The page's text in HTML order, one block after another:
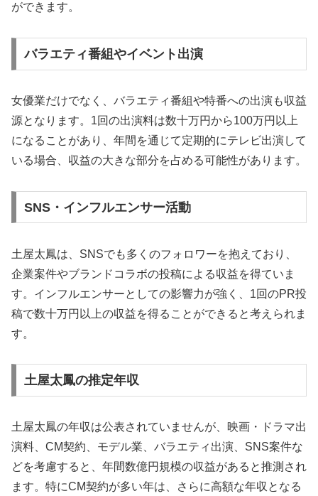
ができます。
バラエティ番組やイベント出演
女優業だけでなく、バラエティ番組や特番への出演も収益
源となります。1回の出演料は数十万円から100万円以上
になることがあり、年間を通じて定期的にテレビ出演して
いる場合、収益の大きな部分を占める可能性があります。
SNS・インフルエンサー活動
土屋太鳳は、SNSでも多くのフォロワーを抱えており、
企業案件やブランドコラボの投稿による収益を得ていま
す。インフルエンサーとしての影響力が強く、1回のPR投
稿で数十万円以上の収益を得ることができると考えられま
す。
土屋太鳳の推定年収
土屋太鳳の年収は公表されていませんが、映画・ドラマ出
演料、CM契約、モデル業、バラエティ出演、SNS案件な
どを考慮すると、年間数億円規模の収益があると推測され
ます。特にCM契約が多い年は、さらに高額な年収となる